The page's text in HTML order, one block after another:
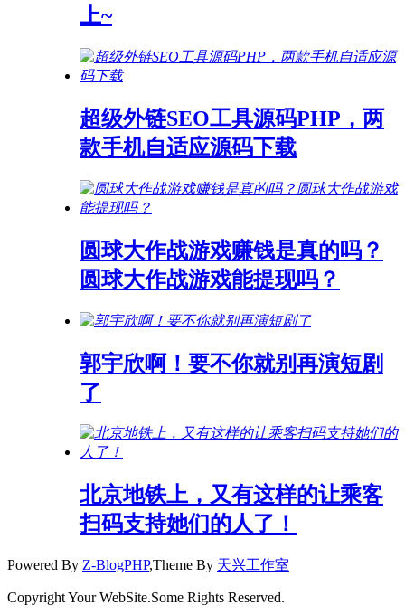
上~
超级外链SEO工具源码PHP，两
款手机自适应源码下载
圆球大作战游戏赚钱是真的吗？
圆球大作战游戏能提现吗？
郭宇欣啊！要不你就别再演短剧
了
北京地铁上，又有这样的让乘客
扫码支持她们的人了！
Powered By Z-BlogPHP,Theme By 天兴工作室
Copyright Your WebSite.Some Rights Reserved.